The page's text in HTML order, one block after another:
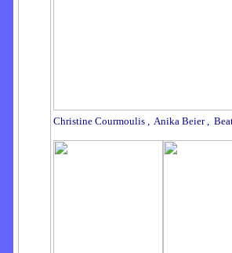
Christine Courmoulis , Anika Beier ,